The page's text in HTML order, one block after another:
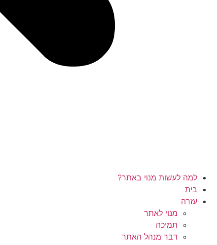
למה לעשות מנוי באתר?
בית
עזרה
מנוי לאתר
תמיכה
דבר מנהל האתר